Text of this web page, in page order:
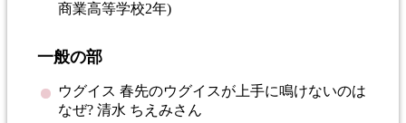
商業高等学校2年)
一般の部
ウグイス 春先のウグイスが上手に鳴けないのは
なぜ? 清水 ちえみさん